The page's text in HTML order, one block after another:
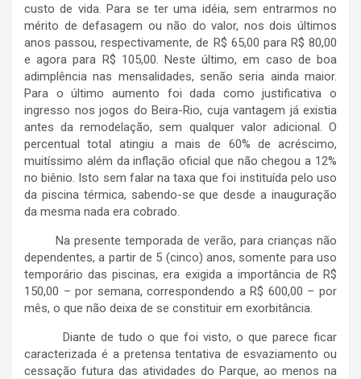
custo de vida. Para se ter uma idéia, sem entrarmos no
mérito de defasagem ou não do valor, nos dois últimos
anos passou, respectivamente, de R$ 65,00 para R$ 80,00
e agora para R$ 105,00. Neste último, em caso de boa
adimplência nas mensalidades, senão seria ainda maior.
Para o último aumento foi dada como justificativa o
ingresso nos jogos do Beira-Rio, cuja vantagem já existia
antes da remodelação, sem qualquer valor adicional. O
percentual total atingiu a mais de 60% de acréscimo,
muitíssimo além da inflação oficial que não chegou a 12%
no biênio. Isto sem falar na taxa que foi instituída pelo uso
da piscina térmica, sabendo-se que desde a inauguração
da mesma nada era cobrado.
Na presente temporada de verão, para crianças não
dependentes, a partir de 5 (cinco) anos, somente para uso
temporário das piscinas, era exigida a importância de R$
150,00 – por semana, correspondendo a R$ 600,00 – por
mês, o que não deixa de se constituir em exorbitância.
Diante de tudo o que foi visto, o que parece ficar
caracterizada é a pretensa tentativa de esvaziamento ou
cessação futura das atividades do Parque, ao menos na